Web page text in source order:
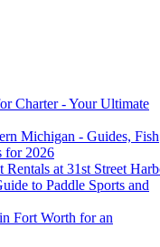
Charter - Your Ultimate
Michigan - Guides, Fish
for 2026
at 31st Street
to Paddle Sports and
Fort Worth for an